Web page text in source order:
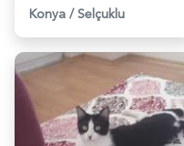
Konya / Selçuklu